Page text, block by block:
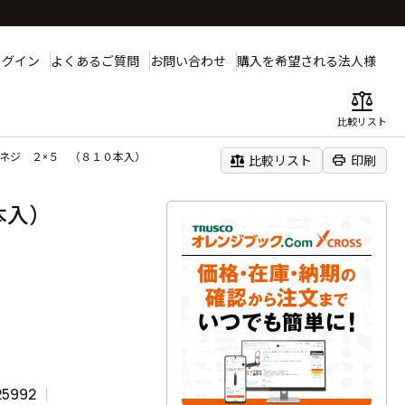
イン よくあるご質問 お問い合わせ 購入を希望される法人様
balance
比較リスト
ジ ２×５ （８１０本入） balance 比較リスト print 印刷
入）